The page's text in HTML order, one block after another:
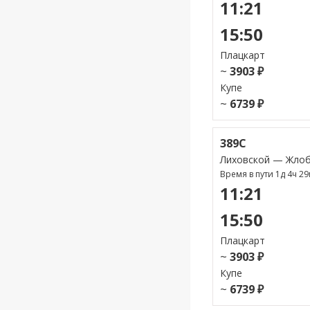
11:21
15:50
Плацкарт
~ 3903 ₽
Купе
~ 6739 ₽
389С
Лиховской —
Время в пути 1д 4ч
11:21
15:50
Плацкарт
~ 3903 ₽
Купе
~ 6739 ₽